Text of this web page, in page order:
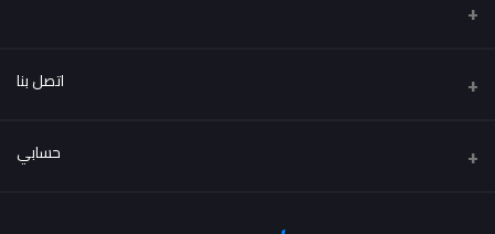
اتصل بنا
عنوان
حسابي